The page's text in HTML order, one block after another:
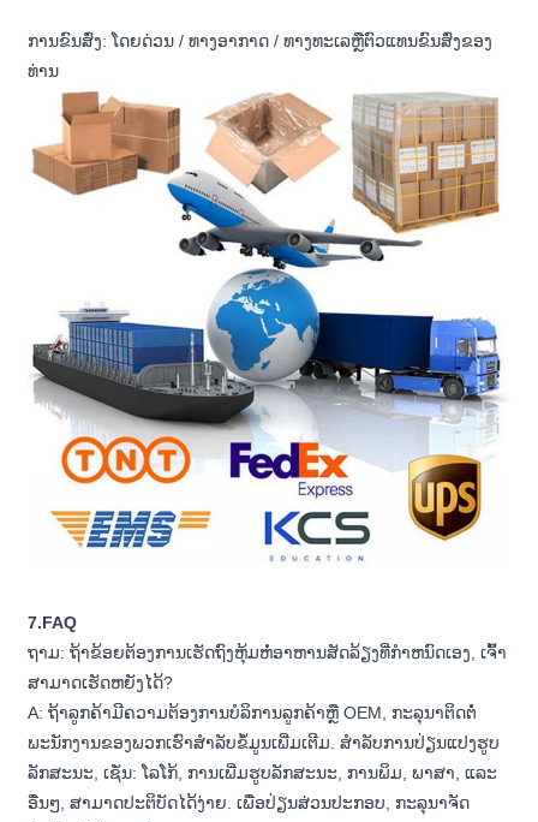
ການຂົນສົ່ງ: ໂດຍດ່ວນ / ທາງອາກາດ / ທາງທະເລຫຼືຕົວແທນຂົນສົ່ງຂອງ
ທ່ານ
7.FAQ
ຖາມ: ຖ້າຂ້ອຍຕ້ອງການເຮັດຖົງຫຸ້ມຫໍ່ອາຫານສັດລ້ຽງທີ່ກໍາຫນົດເອງ, ເຈົ້າ
ສາມາດເຮັດຫຍັງໄດ້?
A: ຖ້າລູກຄ້າມີຄວາມຕ້ອງການບໍລິການລູກຄ້າຫຼື OEM, ກະລຸນາຕິດຕໍ່
ພະນັກງານຂອງພວກເຮົາສໍາລັບຂໍ້ມູນເພີ່ມເຕີມ. ສໍາລັບການປ່ຽນແປງຮູບ
ລັກສະນະ, ເຊັ່ນ: ໂລໂກ້, ການເພີ່ມຮູບລັກສະນະ, ການພິມ, ພາສາ, ແລະ
ອື່ນໆ, ສາມາດປະຕິບັດໄດ້ງ່າຍ. ເພື່ອປ່ຽນສ່ວນປະກອບ, ກະລຸນາຈັດ